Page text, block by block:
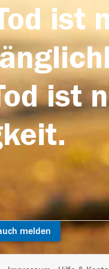
ist
ist
melden